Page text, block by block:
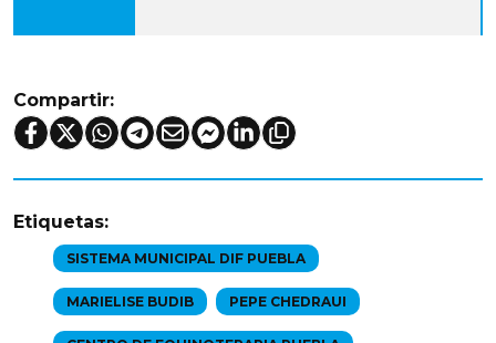
Compartir:
Etiquetas:
SISTEMA MUNICIPAL DIF PUEBLA
MARIELISE BUDIB PEPE CHEDRAUI